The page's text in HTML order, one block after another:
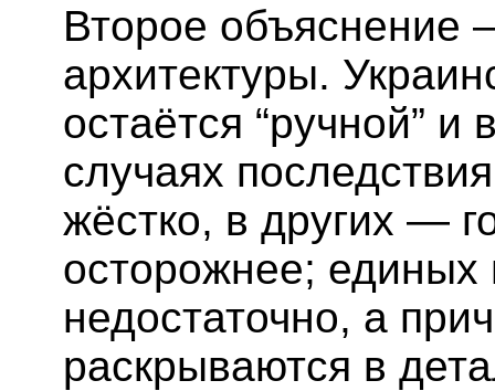
Второе объяснение
архитектуры.
остаётся “ручной”
случаях
жёстко, в других —
осторожнее; единых
недостаточно, а
раскрываются в